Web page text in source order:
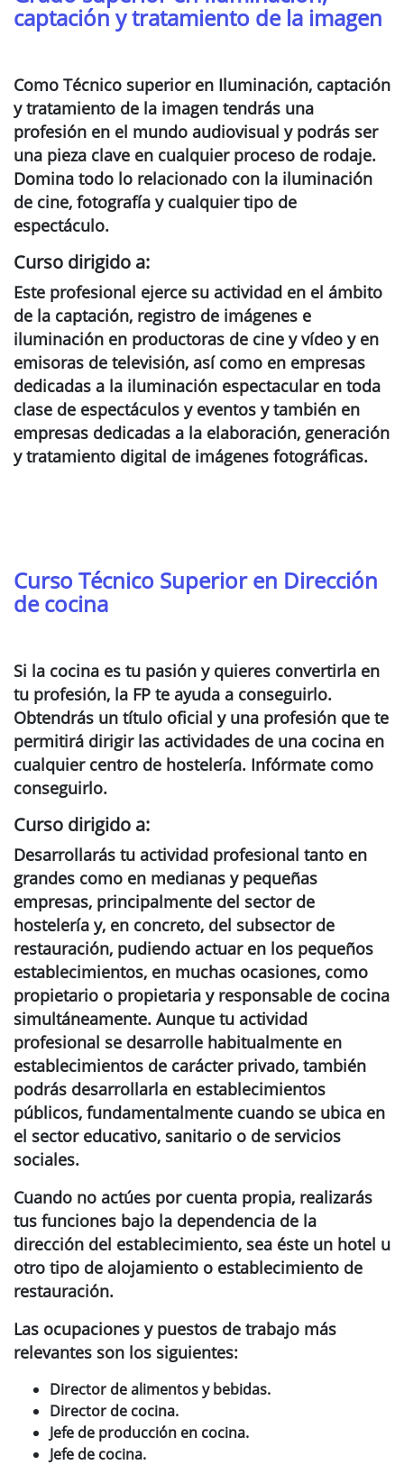
captación y tratamiento de la imagen
Como Técnico superior en Iluminación, captación
y tratamiento de la imagen tendrás una
profesión en el mundo audiovisual y podrás ser
una pieza clave en cualquier proceso de rodaje.
Domina todo lo relacionado con la iluminación
de cine, fotografía y cualquier tipo de
espectáculo.
Curso dirigido a:
Este profesional ejerce su actividad en el ámbito
de la captación, registro de imágenes e
iluminación en productoras de cine y vídeo y en
emisoras de televisión, así como en empresas
dedicadas a la iluminación espectacular en toda
clase de espectáculos y eventos y también en
empresas dedicadas a la elaboración, generación
y tratamiento digital de imágenes fotográficas.
Curso Técnico Superior en Dirección
de cocina
Si la cocina es tu pasión y quieres convertirla en
tu profesión, la FP te ayuda a conseguirlo.
Obtendrás un título oficial y una profesión que te
permitirá dirigir las actividades de una cocina en
cualquier centro de hostelería. Infórmate como
conseguirlo.
Curso dirigido a:
Desarrollarás tu actividad profesional tanto en
grandes como en medianas y pequeñas
empresas, principalmente del sector de
hostelería y, en concreto, del subsector de
restauración, pudiendo actuar en los pequeños
establecimientos, en muchas ocasiones, como
propietario o propietaria y responsable de cocina
simultáneamente. Aunque tu actividad
profesional se desarrolle habitualmente en
establecimientos de carácter privado, también
podrás desarrollarla en establecimientos
públicos, fundamentalmente cuando se ubica en
el sector educativo, sanitario o de servicios
sociales.
Cuando no actúes por cuenta propia, realizarás
tus funciones bajo la dependencia de la
dirección del establecimiento, sea éste un hotel u
otro tipo de alojamiento o establecimiento de
restauración.
Las ocupaciones y puestos de trabajo más
relevantes son los siguientes:
Director de alimentos y bebidas.
Director de cocina.
Jefe de producción en cocina.
Jefe de cocina.